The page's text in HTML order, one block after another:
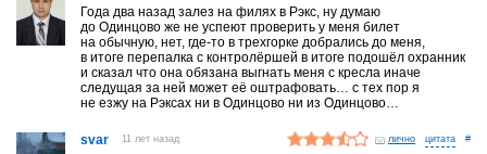
Года два назад залез на филях в Рэкс, ну думаю
до Одинцово же не успеют проверить у меня билет
на обычную, нет, где-то в трехгорке добрались до меня,
в итоге перепалка с контролёршей в итоге подошёл охранник
и сказал что она обязана выгнать меня с кресла иначе
следущая за ней может её оштрафовать… с тех пор я
не езжу на Рэксах ни в Одинцово ни из Одинцово…
svar 11 лет назад лично #